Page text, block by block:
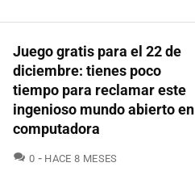
Juego gratis para el 22 de
diciembre: tienes poco
tiempo para reclamar este
ingenioso mundo abierto en
computadora
0 COMENTARIOS
HACE 8 MESES